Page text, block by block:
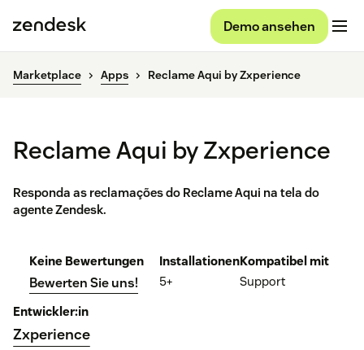
Demo ansehen
Marketplace Apps Reclame Aqui by Zxperience
Reclame Aqui by Zxperience
Responda as reclamações do Reclame Aqui na tela do
agente Zendesk.
Keine Bewertungen
Bewerten Sie uns!
Installationen
5+
Kompatibel mit
Support
Entwickler:in
Zxperience